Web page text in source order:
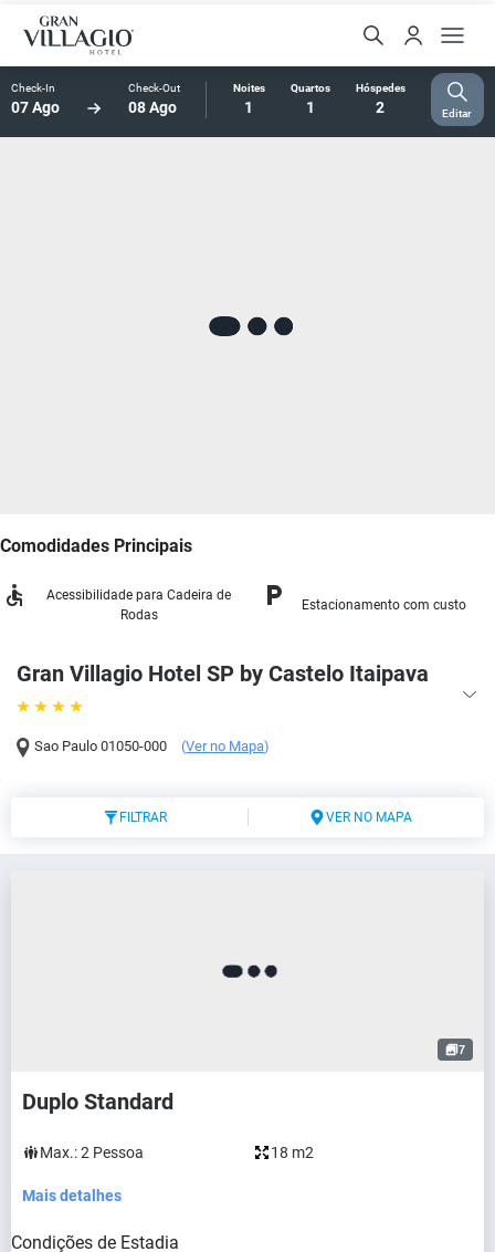
Check-In
07 Ago
Check-Out
08 Ago
Noites
1
Quartos
1
Hóspedes
2 Editar
Gran Villagio Hotel SP by Castelo Itaipava
Sao Paulo 01050-000 (Ver no Mapa)
Comodidades Principais
Acessibilidade para Cadeira de
Rodas
Estacionamento com custo
FILTRAR VER NO MAPA
7
Duplo Standard
Max.:2 Pessoa 18 m2
Mais detalhes
Condições de Estadia